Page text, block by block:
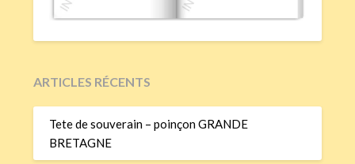
ARTICLES RÉCENTS
Tete de souverain – poinçon GRANDE
BRETAGNE